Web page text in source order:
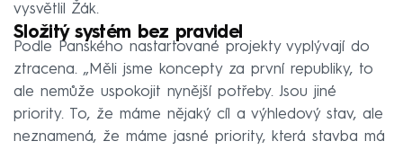
vysvětlil Žák.
Složitý systém bez pravidel
Podle Panského nastartované projekty vyplývají do
ztracena. „Měli jsme koncepty za první republiky, to
ale nemůže uspokojit nynější potřeby. Jsou jiné
priority. To, že máme nějaký cíl a výhledový stav, ale
neznamená, že máme jasné priority, která stavba má